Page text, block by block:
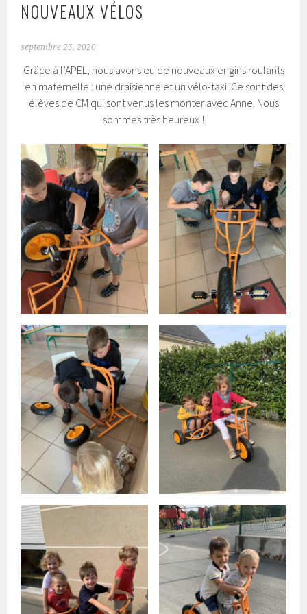
NOUVEAUX VÉLOS
septembre 25, 2020
Grâce à l’APEL, nous avons eu de nouveaux engins roulants
en maternelle : une draisienne et un vélo-taxi. Ce sont des
élèves de CM qui sont venus les monter avec Anne. Nous
sommes très heureux !